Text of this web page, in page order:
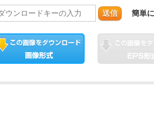
送信 簡単に